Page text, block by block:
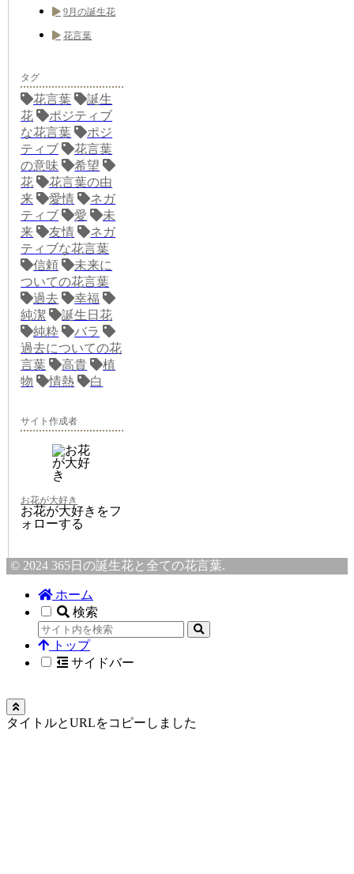
9月の誕生花
花言葉
タグ
花言葉
誕生
花
ポジティブ
な花言葉
ポジ
ティブ
花言葉
の意味
希望
花
花言葉の由
来
愛情
ネガ
ティブ
愛
未
来
友情
ネガ
ティブな花言葉
信頼
未来に
ついての花言葉
過去
幸福
純潔
誕生日花
純粋
バラ
過去についての花
言葉
高貴
植
物
情熱 白
サイト作成者
お花が大好き
お花が大好きをフ
ォローする
© 2024 365日の誕生花と全ての花言葉.
ホーム
検索
トップ
サイドバー
タイトルとURLをコピーしました